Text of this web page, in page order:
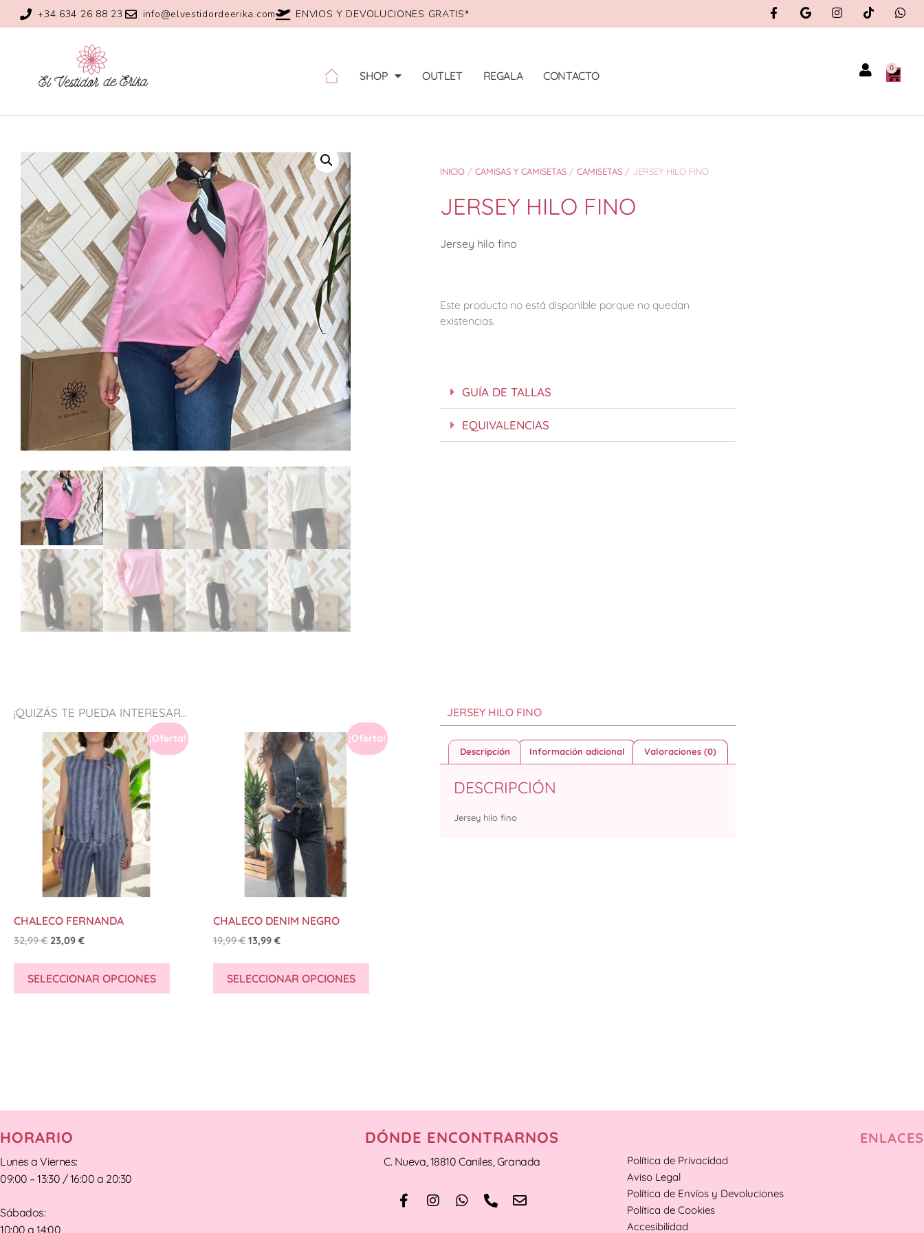
+34 634 26 88 23 info@elvestidordeerika.com ENVIOS Y DEVOLUCIONES GRATIS*
SHOP OUTLET REGALA CONTACTO
0
INICIO / CAMISAS Y CAMISETAS / CAMISETAS / JERSEY HILO FINO
JERSEY HILO FINO
Jersey hilo fino
Este producto no está disponible porque no quedan
existencias.
GUÍA DE TALLAS
EQUIVALENCIAS
¡QUIZÁS TE PUEDA INTERESAR...
¡Oferta!
CHALECO FERNANDA
32,99€ 23,09 €
SELECCIONAR OPCIONES
¡Oferta!
CHALECO DENIM NEGRO
19,99€ 13,99 €
SELECCIONAR OPCIONES
JERSEY HILO FINO
Descripción Información adicional Valoraciones (0)
DESCRIPCIÓN
Jersey hilo fino
HORARIO
Lunes a Viernes:
09:00 – 13:30 / 16:00 a 20:30
Sábados:
10:00 a 14:00
DÓNDE ENCONTRARNOS
C. Nueva, 18810 Caniles, Granada
ENLACES
Política de Privacidad
Aviso Legal
Política de Envíos y Devoluciones
Política de Cookies
Accesibilidad